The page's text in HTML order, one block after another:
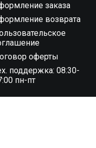
заказа
возврата
оферты
поддержка: 08:30-
пн-пт